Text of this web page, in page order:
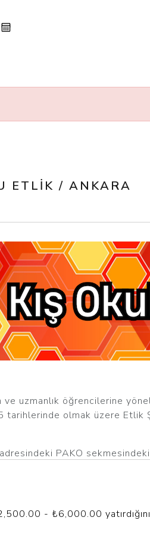
ETLIK / ANKARA
uzmanlık öğrencilerine
olmak üzere Etlik
PAKO
(Şubat): 09 Şubat 2025
1 Mart 2024' tür.
- ₺6,000.00